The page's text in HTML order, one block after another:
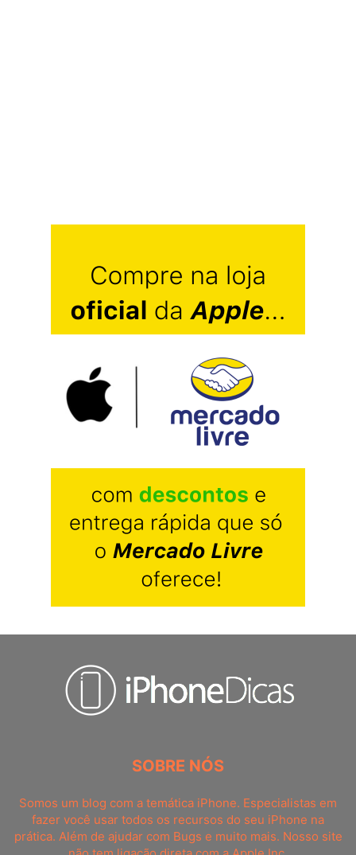
SOBRE NÓS
Somos um blog com a temática iPhone. Especialistas em
fazer você usar todos os recursos do seu iPhone na
prática. Além de ajudar com Bugs e muito mais. Nosso site